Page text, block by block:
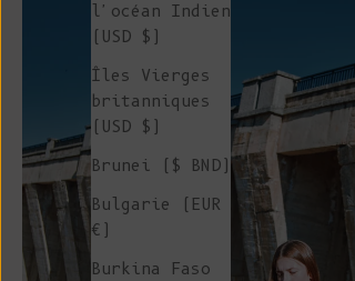
l'océan Indien
(USD $)
Îles Vierges
britanniques
(USD $)
Brunei ($ BND)
Bulgarie (EUR
€)
Burkina Faso